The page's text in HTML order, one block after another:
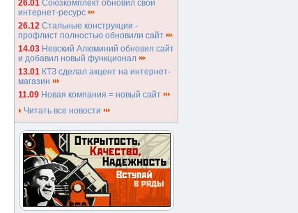
26.01 Союзкомплект обновил свой
интернет-ресурс
26.12 Стальные конструкции -
профлист полностью обновили сайт
14.03 Невский Алюминий обновил сайт
и добавил новый функционал
13.01 КТЗ сделал акцент на интернет-
магазин
11.09 Новая компания = новый сайт
Читать все новости